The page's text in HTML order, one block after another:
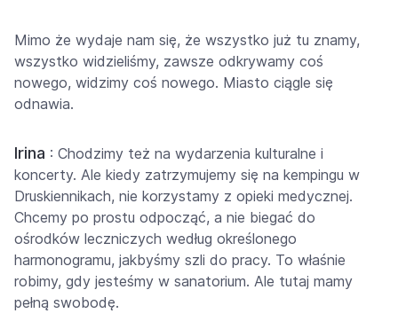
Mimo że wydaje nam się, że wszystko już tu znamy,
wszystko widzieliśmy, zawsze odkrywamy coś
nowego, widzimy coś nowego. Miasto ciągle się
odnawia.
Irina : Chodzimy też na wydarzenia kulturalne i
koncerty. Ale kiedy zatrzymujemy się na kempingu w
Druskiennikach, nie korzystamy z opieki medycznej.
Chcemy po prostu odpocząć, a nie biegać do
ośrodków leczniczych według określonego
harmonogramu, jakbyśmy szli do pracy. To właśnie
robimy, gdy jesteśmy w sanatorium. Ale tutaj mamy
pełną swobodę.